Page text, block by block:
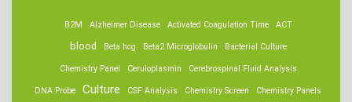
ACT
Activated Coagulation Time
Alzheimer Disease
B2M
Bacterial Culture
Beta2 Microglobulin
Beta hcg
blood
Cerebrospinal Fluid Analysis
Ceruloplasmin
Chemistry Panel
Chemistry Panels
Chemistry Screen
CSF Analysis
Culture
DNA Probe